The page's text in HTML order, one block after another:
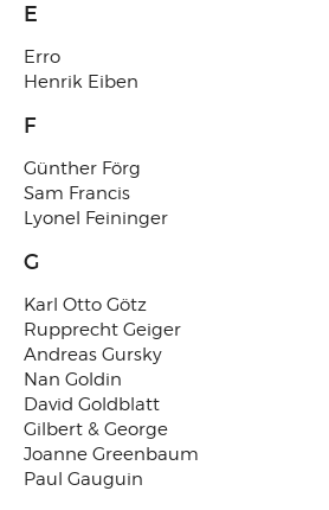
E
Erro
Henrik Eiben
F
Günther Förg
Sam Francis
Lyonel Feininger
G
Karl Otto Götz
Rupprecht Geiger
Andreas Gursky
Nan Goldin
David Goldblatt
Gilbert & George
Joanne Greenbaum
Paul Gauguin